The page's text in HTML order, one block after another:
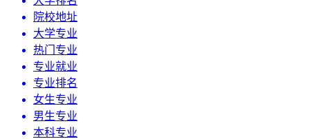
院校地址
大学专业
热门专业
专业就业
专业排名
女生专业
男生专业
本科专业